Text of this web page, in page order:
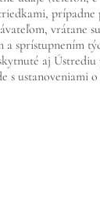
prípadne
vrátane
a sprístupnením
aj
s ustanoveniami